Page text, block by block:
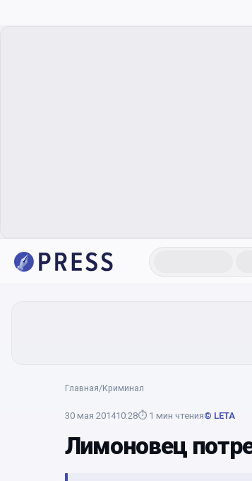
Главная/Криминал
30 мая 201410:28⏱ 1 мин чтения© LETA
Лимоновец